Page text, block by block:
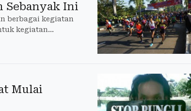
Sebanyak Ini
berbagai kegiatan
kegiatan
Mulai